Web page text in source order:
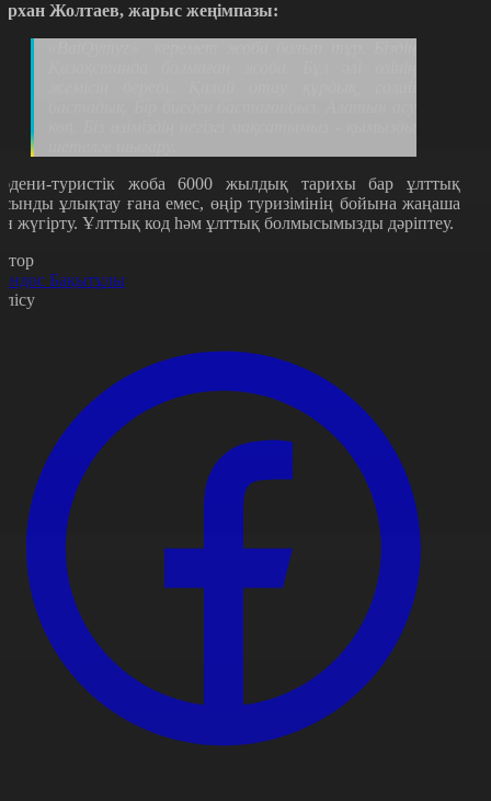
Жолтаев, жарыс жеңімпазы:
туристік жоба 6000 жылдық тарихы бар ұлттық
ұлықтау ғана емес, өңір туризімінің бойына жаңаша
жүгірту. Ұлттық код һәм ұлттық болмысымызды дәріптеу.
Бақытұлы